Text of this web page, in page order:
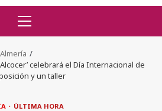
Primary
Menu
celebrará el Día Internacional de
y un taller
ÚLTIMA HORA